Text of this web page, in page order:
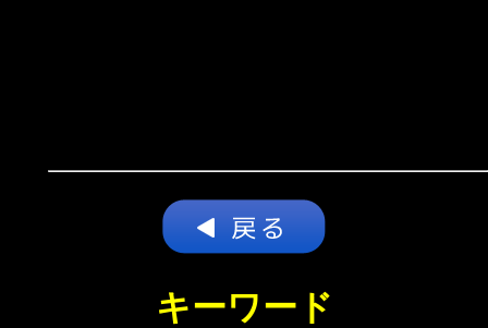
キーワード